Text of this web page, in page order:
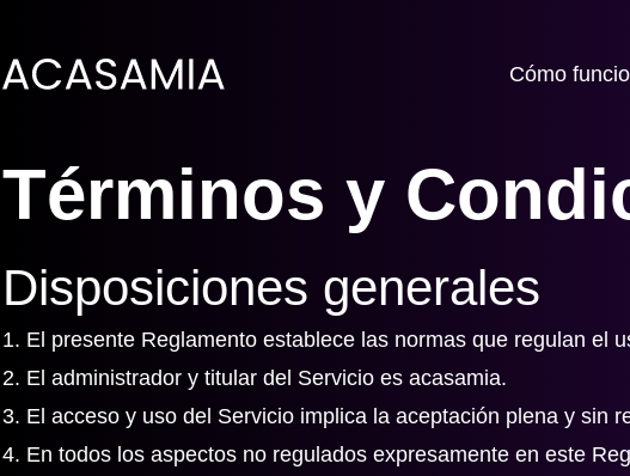
Cómo
Términos y
Disposiciones generales
1. El presente Reglamento establece las normas que regulan el
2. El administrador y titular del Servicio es acasamia.
3. El acceso y uso del Servicio implica la aceptación plena y sin
4. En todos los aspectos no regulados expresamente en este